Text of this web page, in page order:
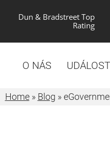
Dun & Bradstreet Top
Rating
O NÁS
Home» Blog »